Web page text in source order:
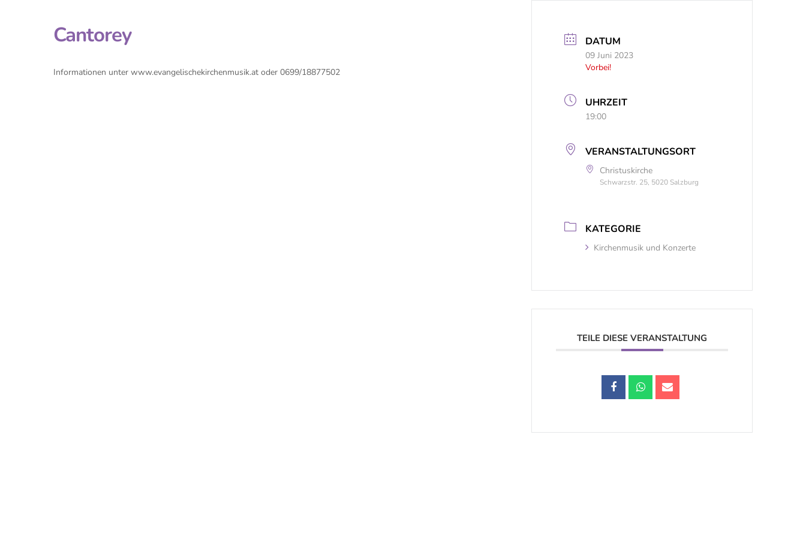
Cantorey
Informationen unter www.evangelischekirchenmusik.at oder 0699/18877502
DATUM
09 Juni 2023
Vorbei!
UHRZEIT
19:00
VERANSTALTUNGSORT
Christuskirche
Schwarzstr. 25, 5020 Salzburg
KATEGORIE
Kirchenmusik und Konzerte
TEILE DIESE VERANSTALTUNG